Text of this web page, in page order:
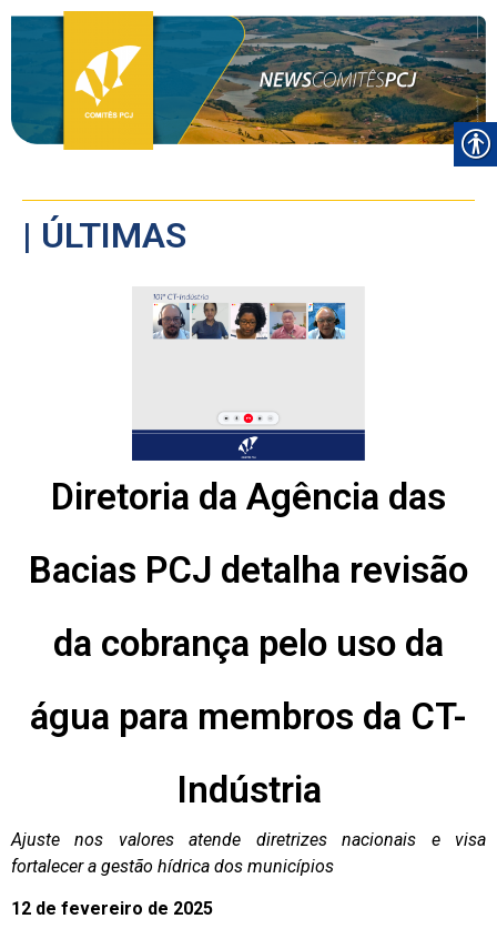
| ÚLTIMAS
Diretoria da Agência das
Bacias PCJ detalha revisão
da cobrança pelo uso da
água para membros da CT-
Indústria
Ajuste nos valores atende diretrizes nacionais e visa
fortalecer a gestão hídrica dos municípios
12 de fevereiro de 2025